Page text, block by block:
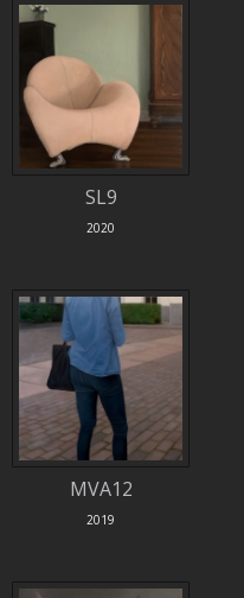
SL9
2020
MVA12
2019